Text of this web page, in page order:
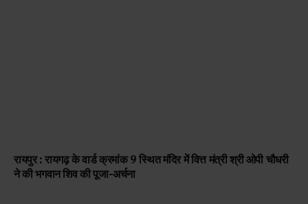
रायपुर : रायगढ़ के वार्ड क्रमांक 9 स्थित मंदिर में वित्त मंत्री श्री ओपी चौधरी
ने की भगवान शिव की पूजा-अर्चना